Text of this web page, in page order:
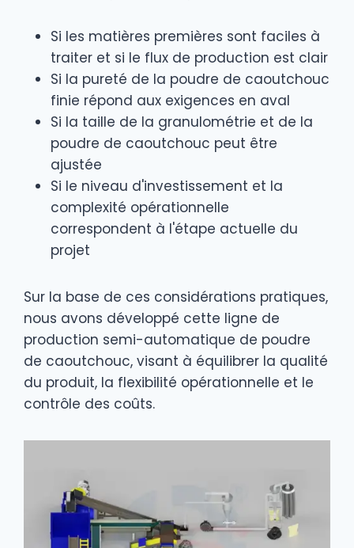
Si les matières premières sont faciles à
traiter et si le flux de production est clair
Si la pureté de la poudre de caoutchouc
finie répond aux exigences en aval
Si la taille de la granulométrie et de la
poudre de caoutchouc peut être
ajustée
Si le niveau d'investissement et la
complexité opérationnelle
correspondent à l'étape actuelle du
projet
Sur la base de ces considérations pratiques,
nous avons développé cette ligne de
production semi-automatique de poudre
de caoutchouc, visant à équilibrer la qualité
du produit, la flexibilité opérationnelle et le
contrôle des coûts.